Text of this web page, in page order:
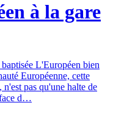
à la gare
L'Européen bien
Européenne, cette
pas qu'une halte de
face d…